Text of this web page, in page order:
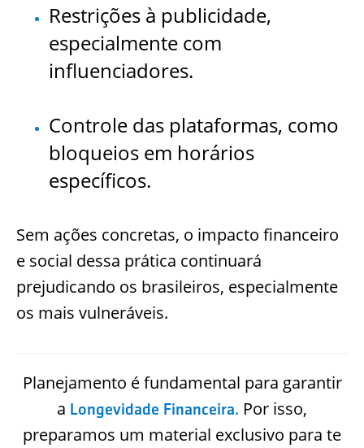
Restrições à publicidade,
especialmente com
influenciadores.
Controle das plataformas, como
bloqueios em horários
específicos.
Sem ações concretas, o impacto financeiro
e social dessa prática continuará
prejudicando os brasileiros, especialmente
os mais vulneráveis.
Planejamento é fundamental para garantir
a Longevidade Financeira. Por isso,
preparamos um material exclusivo para te